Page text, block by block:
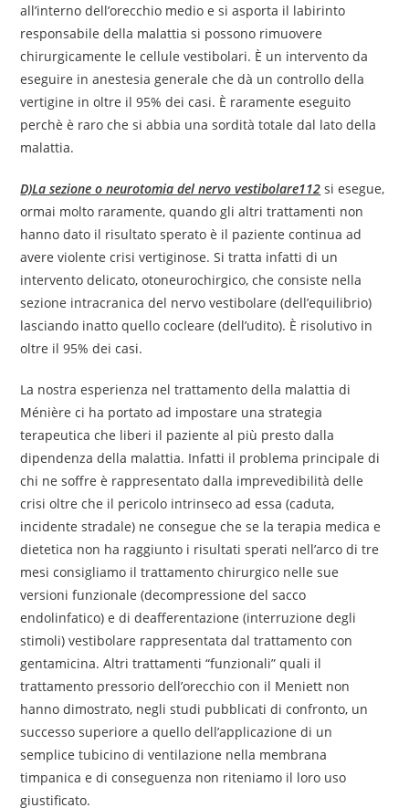
all’interno dell’orecchio medio e si asporta il labirinto
responsabile della malattia si possono rimuovere
chirurgicamente le cellule vestibolari. È un intervento da
eseguire in anestesia generale che dà un controllo della
vertigine in oltre il 95% dei casi. È raramente eseguito
perchè è raro che si abbia una sordità totale dal lato della
malattia.
D)La sezione o neurotomia del nervo vestibolare112 si esegue,
ormai molto raramente, quando gli altri trattamenti non
hanno dato il risultato sperato è il paziente continua ad
avere violente crisi vertiginose. Si tratta infatti di un
intervento delicato, otoneurochirgico, che consiste nella
sezione intracranica del nervo vestibolare (dell’equilibrio)
lasciando inatto quello cocleare (dell’udito). È risolutivo in
oltre il 95% dei casi.
La nostra esperienza nel trattamento della malattia di
Ménière ci ha portato ad impostare una strategia
terapeutica che liberi il paziente al più presto dalla
dipendenza della malattia. Infatti il problema principale di
chi ne soffre è rappresentato dalla imprevedibilità delle
crisi oltre che il pericolo intrinseco ad essa (caduta,
incidente stradale) ne consegue che se la terapia medica e
dietetica non ha raggiunto i risultati sperati nell’arco di tre
mesi consigliamo il trattamento chirurgico nelle sue
versioni funzionale (decompressione del sacco
endolinfatico) e di deafferentazione (interruzione degli
stimoli) vestibolare rappresentata dal trattamento con
gentamicina. Altri trattamenti “funzionali” quali il
trattamento pressorio dell’orecchio con il Meniett non
hanno dimostrato, negli studi pubblicati di confronto, un
successo superiore a quello dell’applicazione di un
semplice tubicino di ventilazione nella membrana
timpanica e di conseguenza non riteniamo il loro uso
giustificato.